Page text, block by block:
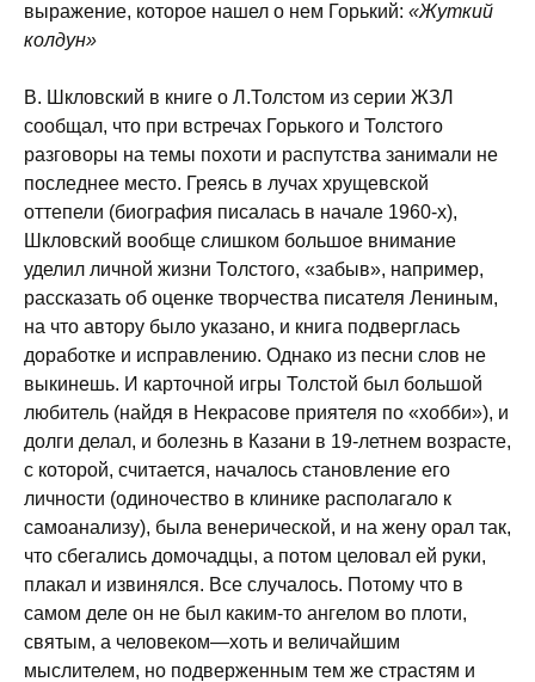
выражение, которое нашел о нем Горький: «Жуткий
колдун»
В. Шкловский в книге о Л.Толстом из серии ЖЗЛ
сообщал, что при встречах Горького и Толстого
разговоры на темы похоти и распутства занимали не
последнее место. Греясь в лучах хрущевской
оттепели (биография писалась в начале 1960-х),
Шкловский вообще слишком большое внимание
уделил личной жизни Толстого, «забыв», например,
рассказать об оценке творчества писателя Лениным,
на что автору было указано, и книга подверглась
доработке и исправлению. Однако из песни слов не
выкинешь. И карточной игры Толстой был большой
любитель (найдя в Некрасове приятеля по «хобби»), и
долги делал, и болезнь в Казани в 19-летнем возрасте,
с которой, считается, началось становление его
личности (одиночество в клинике располагало к
самоанализу), была венерической, и на жену орал так,
что сбегались домочадцы, а потом целовал ей руки,
плакал и извинялся. Все случалось. Потому что в
самом деле он не был каким-то ангелом во плоти,
святым, а человеком—хоть и величайшим
мыслителем, но подверженным тем же страстям и